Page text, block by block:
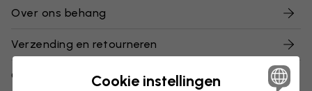
Over ons behang
Verzending en retourneren
Over onze stalenCookie instellingen